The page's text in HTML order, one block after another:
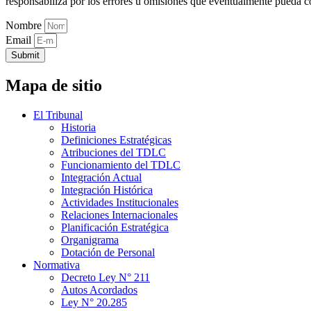
Nombre
Email
Submit
Mapa de sitio
El Tribunal
Historia
Definiciones Estratégicas
Atribuciones del TDLC
Funcionamiento del TDLC
Integración Actual
Integración Histórica
Actividades Institucionales
Relaciones Internacionales
Planificación Estratégica
Organigrama
Dotación de Personal
Normativa
Decreto Ley N° 211
Autos Acordados
Ley N° 20.285